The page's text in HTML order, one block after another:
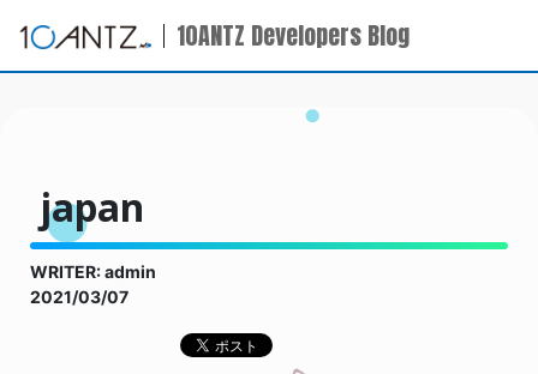
10ANTZ Developers Blog
japan
WRITER: admin
2021/03/07